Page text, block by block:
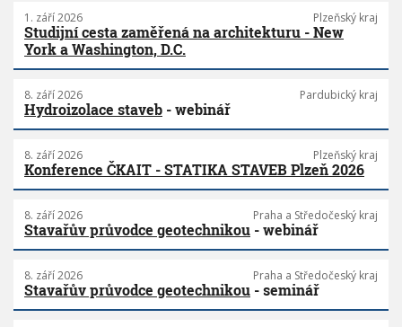
1. září 2026 Plzeňský kraj
Studijní cesta zaměřená na architekturu - New
York a Washington, D.C.
8. září 2026 Pardubický kraj
Hydroizolace staveb - webinář
8. září 2026 Plzeňský kraj
Konference ČKAIT - STATIKA STAVEB Plzeň 2026
8. září 2026 Praha a Středočeský kraj
Stavařův průvodce geotechnikou - webinář
8. září 2026 Praha a Středočeský kraj
Stavařův průvodce geotechnikou - seminář